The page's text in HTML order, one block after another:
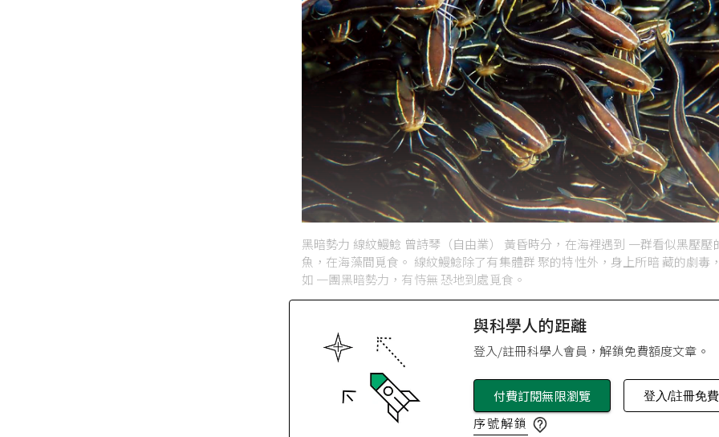
黑暗勢力 線紋鰻鯰 曾詩琴（自由業） 黃昏時分，在海裡遇到 一群看似黑壓壓
魚，在海藻間覓食。 線紋鰻鯰除了有集體群 聚的特性外，身上所暗 藏的劇毒
如 一團黑暗勢力，有恃無 恐地到處覓食。
與科學人的距離
登入/註冊科學人會員，解鎖免費額度文章。
付費訂閱無限瀏覽 登入/註冊免
序號解鎖